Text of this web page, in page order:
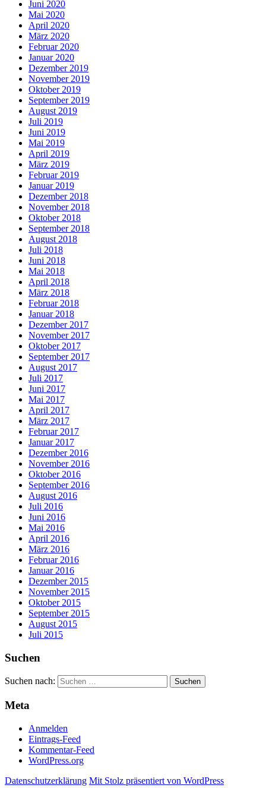
Juni 2020
Mai 2020
April 2020
März 2020
Februar 2020
Januar 2020
Dezember 2019
November 2019
Oktober 2019
September 2019
August 2019
Juli 2019
Juni 2019
Mai 2019
April 2019
März 2019
Februar 2019
Januar 2019
Dezember 2018
November 2018
Oktober 2018
September 2018
August 2018
Juli 2018
Juni 2018
Mai 2018
April 2018
März 2018
Februar 2018
Januar 2018
Dezember 2017
November 2017
Oktober 2017
September 2017
August 2017
Juli 2017
Juni 2017
Mai 2017
April 2017
März 2017
Februar 2017
Januar 2017
Dezember 2016
November 2016
Oktober 2016
September 2016
August 2016
Juli 2016
Juni 2016
Mai 2016
April 2016
März 2016
Februar 2016
Januar 2016
Dezember 2015
November 2015
Oktober 2015
September 2015
August 2015
Juli 2015
Suchen
Suchen nach:
Meta
Anmelden
Eintrags-Feed
Kommentar-Feed
WordPress.org
Datenschutzerklärung Mit Stolz präsentiert von WordPress